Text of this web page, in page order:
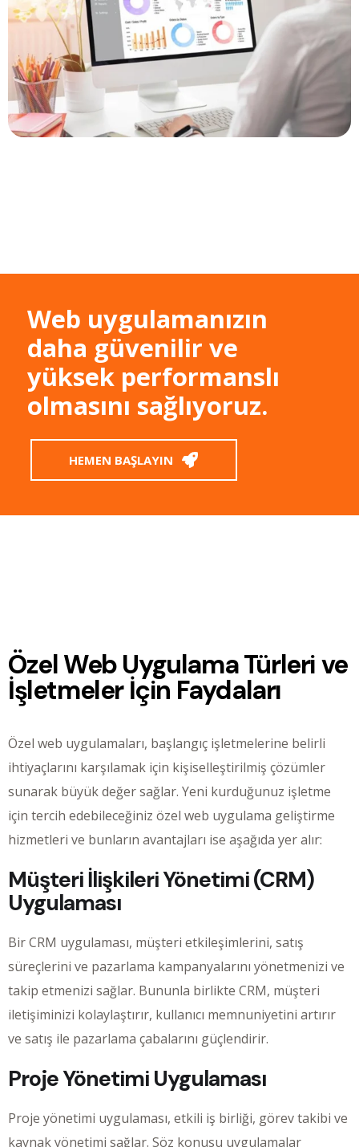
Web uygulamanızın
daha güvenilir ve
yüksek performanslı
olmasını sağlıyoruz.
HEMEN BAŞLAYIN
Özel Web Uygulama Türleri ve
İşletmeler İçin Faydaları
Özel web uygulamaları, başlangıç işletmelerine belirli
ihtiyaçlarını karşılamak için kişiselleştirilmiş çözümler
sunarak büyük değer sağlar. Yeni kurduğunuz işletme
için tercih edebileceğiniz özel web uygulama geliştirme
hizmetleri ve bunların avantajları ise aşağıda yer alır:
Müşteri İlişkileri Yönetimi (CRM)
Uygulaması
Bir CRM uygulaması, müşteri etkileşimlerini, satış
süreçlerini ve pazarlama kampanyalarını yönetmenizi ve
takip etmenizi sağlar. Bununla birlikte CRM, müşteri
iletişiminizi kolaylaştırır, kullanıcı memnuniyetini artırır
ve satış ile pazarlama çabalarını güçlendirir.
Proje Yönetimi Uygulaması
Proje yönetimi uygulaması, etkili iş birliği, görev takibi ve
kaynak yönetimi sağlar. Söz konusu uygulamalar